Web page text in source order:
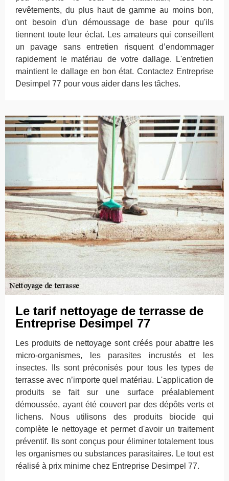
revêtements, du plus haut de gamme au moins bon,
ont besoin d'un démoussage de base pour qu'ils
tiennent toute leur éclat. Les amateurs qui conseillent
un pavage sans entretien risquent d’endommager
rapidement le matériau de votre dallage. L'entretien
maintient le dallage en bon état. Contactez Entreprise
Desimpel 77 pour vous aider dans les tâches.
Le tarif nettoyage de terrasse de
Entreprise Desimpel 77
Les produits de nettoyage sont créés pour abattre les
micro-organismes, les parasites incrustés et les
insectes. Ils sont préconisés pour tous les types de
terrasse avec n’importe quel matériau. L'application de
produits se fait sur une surface préalablement
démoussée, ayant été couvert par des dépôts verts et
lichens. Nous utilisons des produits biocide qui
complète le nettoyage et permet d'avoir un traitement
préventif. Ils sont conçus pour éliminer totalement tous
les organismes ou substances parasitaires. Le tout est
réalisé à prix minime chez Entreprise Desimpel 77.